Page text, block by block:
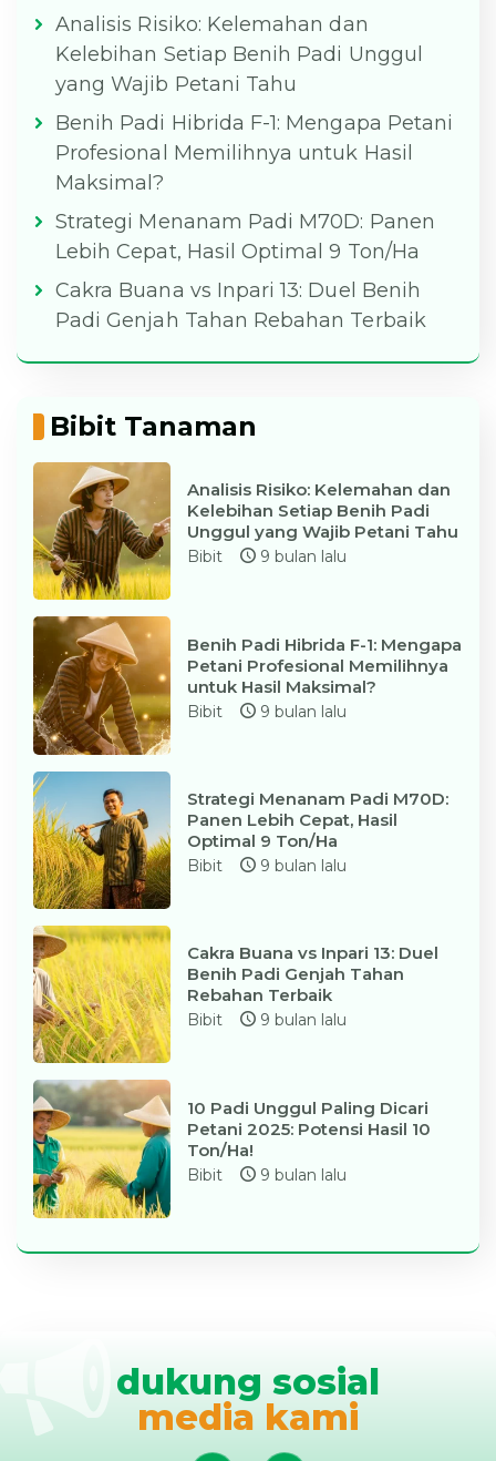
Analisis Risiko: Kelemahan dan
Kelebihan Setiap Benih Padi Unggul
yang Wajib Petani Tahu
Benih Padi Hibrida F-1: Mengapa Petani
Profesional Memilihnya untuk Hasil
Maksimal?
Strategi Menanam Padi M70D: Panen
Lebih Cepat, Hasil Optimal 9 Ton/Ha
Cakra Buana vs Inpari 13: Duel Benih
Padi Genjah Tahan Rebahan Terbaik
Bibit Tanaman
Analisis Risiko: Kelemahan dan
Kelebihan Setiap Benih Padi
Unggul yang Wajib Petani Tahu
Bibit 9 bulan lalu
Benih Padi Hibrida F-1: Mengapa
Petani Profesional Memilihnya
untuk Hasil Maksimal?
Bibit 9 bulan lalu
Strategi Menanam Padi M70D:
Panen Lebih Cepat, Hasil
Optimal 9 Ton/Ha
Bibit 9 bulan lalu
Cakra Buana vs Inpari 13: Duel
Benih Padi Genjah Tahan
Rebahan Terbaik
Bibit 9 bulan lalu
10 Padi Unggul Paling Dicari
Petani 2025: Potensi Hasil 10
Ton/Ha!
Bibit 9 bulan lalu
dukung sosial
media kami